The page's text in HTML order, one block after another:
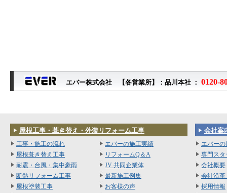
エバー株式会社 【各営業所】：品川本社 ： 0120-
屋根工事・葺き替え・外装リフォーム工事
工事・施工の流れ
屋根葺き替え工事
耐震・台風・集中豪雨
断熱リフォーム工事
屋根塗装工事
エバーの施工実績
リフォームQ＆A
JV 共同企業体
最新施工例集
お客様の声
会社案
エバー
専門スタ
会社概要
会社沿革
採用情報